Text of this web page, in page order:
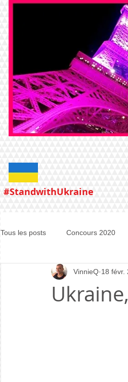
#StandwithUkraine
Tous les posts Concours 2020
Concours 2021 Concours
VinnieQ 18 févr.